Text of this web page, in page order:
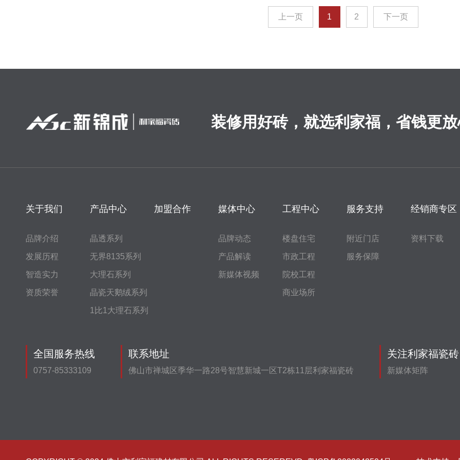
上一页 1 2 下一页
装修用好砖，就选利家福，省钱更
关于我们
品牌介绍
发展历程
智造实力
资质荣誉
产品中心
晶透系列
无界8135系列
大理石系列
晶瓷天鹅绒系列
1比1大理石系列
加盟合作 媒体中心
品牌动态
产品解读
新媒体视频
工程中心
楼盘住宅
市政工程
院校工程
商业场所
服务支持
附近门店
服务保障
经销商专区
资料下载
全国服务热线
0757-85333109
联系地址
佛山市禅城区季华一路28号智慧新城一区T2栋11层利家福瓷砖
关注利家福瓷砖
新媒体矩阵